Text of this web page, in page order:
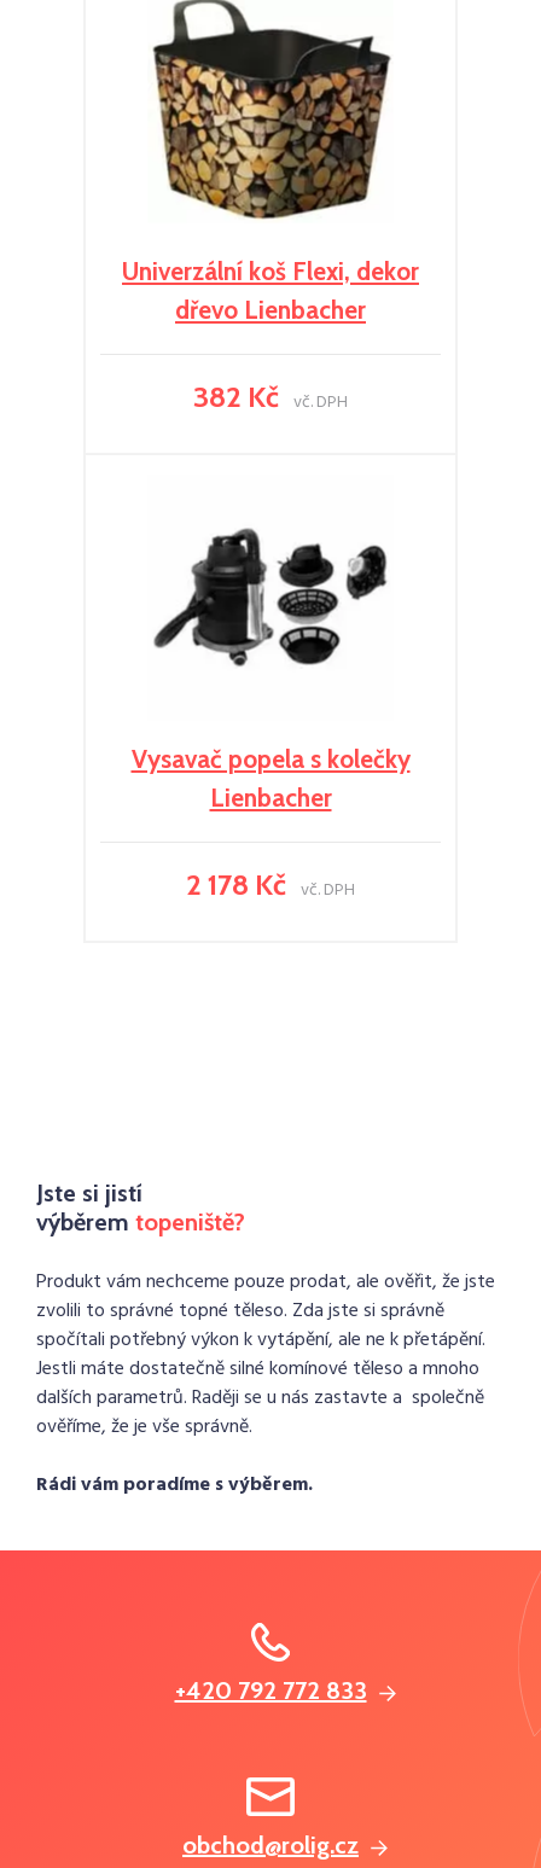
Univerzální koš Flexi, dekor
dřevo Lienbacher
382 Kč vč. DPH
Vysavač popela s kolečky
Lienbacher
2 178 Kč vč. DPH
Jste si jistí
výběrem topeniště?
Produkt vám nechceme pouze prodat, ale ověřit, že jste
zvolili to správné topné těleso. Zda jste si správně
spočítali potřebný výkon k vytápění, ale ne k přetápění.
Jestli máte dostatečně silné komínové těleso a mnoho
dalších parametrů. Raději se u nás zastavte a společně
ověříme, že je vše správně.
Rádi vám poradíme s výběrem.
+420 792 772 833
obchod@rolig.cz